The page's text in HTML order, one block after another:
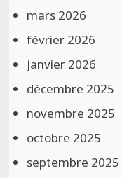
mars 2026
février 2026
janvier 2026
décembre 2025
novembre 2025
octobre 2025
septembre 2025